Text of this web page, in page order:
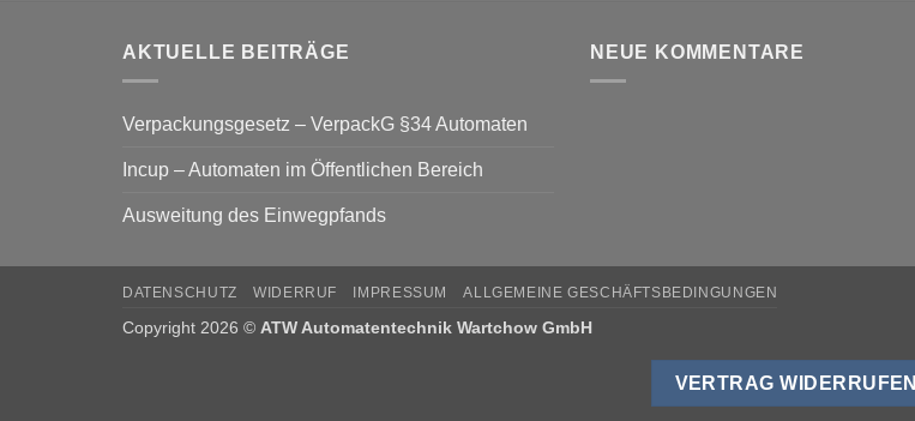
AKTUELLE BEITRÄGE
Verpackungsgesetz – VerpackG §34 Automaten
Incup – Automaten im Öffentlichen Bereich
Ausweitung des Einwegpfands
NEUE KOMMENTARE
DATENSCHUTZ WIDERRUF IMPRESSUM ALLGEMEINE GESCHÄFTSBEDINGUNGEN
Copyright 2026 © ATW Automatentechnik Wartchow GmbH
VERTRAG WIDERRUFEN